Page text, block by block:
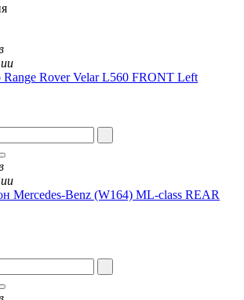
Range Rover Velar L560 FRONT Left
Mercedes-Benz (W164) ML-class REAR